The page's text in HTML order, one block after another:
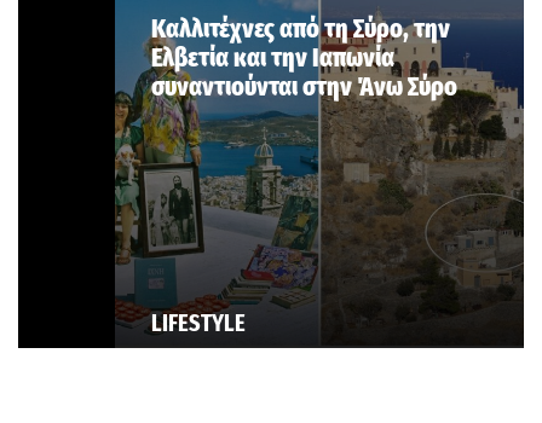
LIFESTYLE
Καλλιτέχνες από τη Σύρο, την
Ελβετία και την Ιαπωνία
συναντιούνται στην Άνω Σύρο